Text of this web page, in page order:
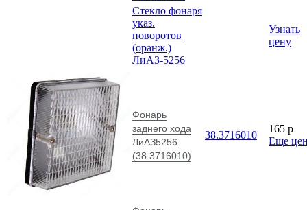
Стекло фонаря
указ.
поворотов
(оранж.)
ЛиАЗ-5256
Узнать
цену
Фонарь
заднего хода
ЛиАЗ5256
(38.3716010)
38.3716010
165 p
Еще